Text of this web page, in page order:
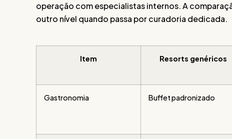
operação com especialistas internos. A
outro nível quando passa por curadoria dedicada.
Item Resorts genéricos
Gastronomia Buffet padronizado